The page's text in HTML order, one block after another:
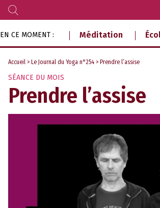
RECHERCHER
EN CE MOMENT : Méditation
Accueil > Le Journal du Yoga n°254 > Prendre l’assise
SÉANCE DU MOIS
Prendre l’assise